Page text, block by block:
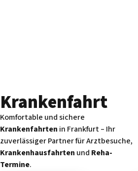
Kranken­fahrt
Komfortable und sichere
Krankenfahrten in Frankfurt – Ihr
zuverlässiger Partner für Arztbesuche,
Krankenhausfahrten und Reha-
Termine.